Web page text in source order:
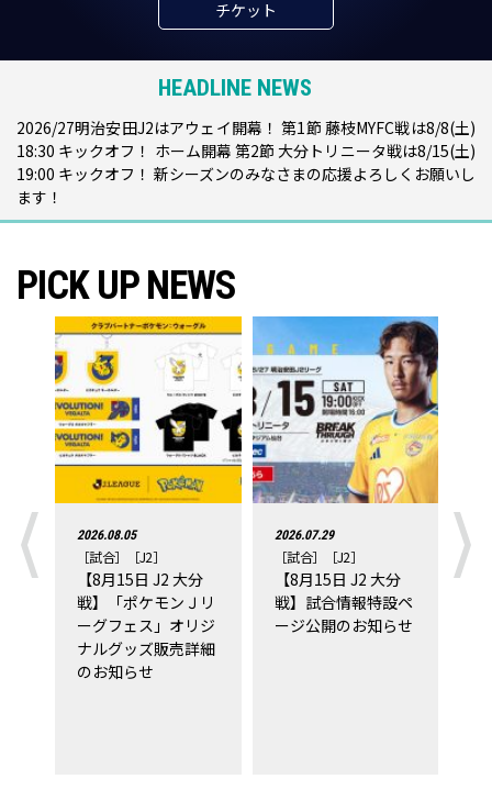
チケット
HEADLINE NEWS
2026/27明治安田J2はアウェイ開幕！ 第1節 藤枝MYFC戦は8/8(土)
18:30 キックオフ！ ホーム開幕 第2節 大分トリニータ戦は8/15(土)
19:00 キックオフ！ 新シーズンのみなさまの応援よろしくお願いし
ます！
PICK UP NEWS
2026.08.05
［試合］ ［J2］
【8月15日 J2 大分
戦】「ポケモンＪリ
ーグフェス」オリジ
ナルグッズ販売詳細
のお知らせ
2026.07.29
［試合］ ［J2］
【8月15日 J2 大分
戦】試合情報特設ペ
ージ公開のお知らせ